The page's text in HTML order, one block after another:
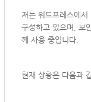
저는 워드프레스에
구성하고 있으며, 보
께 사용 중입니다.
현재 상황은 다음과